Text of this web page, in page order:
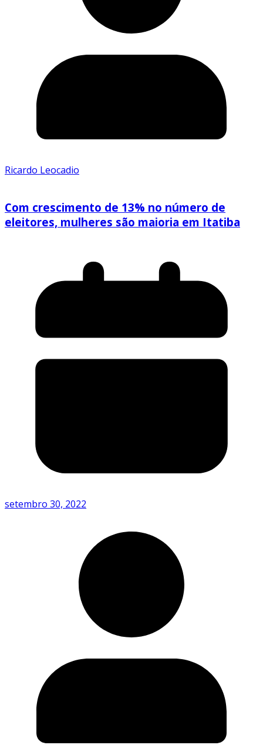
Ricardo Leocadio
Com crescimento de 13% no número de
eleitores, mulheres são maioria em Itatiba
setembro 30, 2022